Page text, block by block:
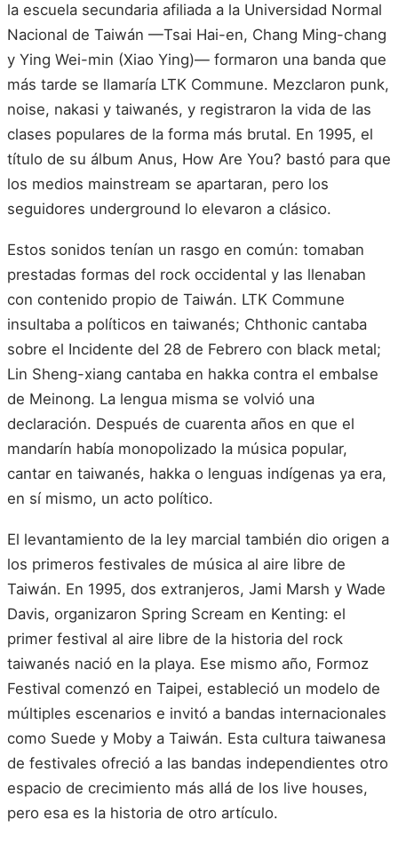
la escuela secundaria afiliada a la Universidad Normal
Nacional de Taiwán —Tsai Hai-en, Chang Ming-chang
y Ying Wei-min (Xiao Ying)— formaron una banda que
más tarde se llamaría LTK Commune. Mezclaron punk,
noise, nakasi y taiwanés, y registraron la vida de las
clases populares de la forma más brutal. En 1995, el
título de su álbum Anus, How Are You? bastó para que
los medios mainstream se apartaran, pero los
seguidores underground lo elevaron a clásico.
Estos sonidos tenían un rasgo en común: tomaban
prestadas formas del rock occidental y las llenaban
con contenido propio de Taiwán. LTK Commune
insultaba a políticos en taiwanés; Chthonic cantaba
sobre el Incidente del 28 de Febrero con black metal;
Lin Sheng-xiang cantaba en hakka contra el embalse
de Meinong. La lengua misma se volvió una
declaración. Después de cuarenta años en que el
mandarín había monopolizado la música popular,
cantar en taiwanés, hakka o lenguas indígenas ya era,
en sí mismo, un acto político.
El levantamiento de la ley marcial también dio origen a
los primeros festivales de música al aire libre de
Taiwán. En 1995, dos extranjeros, Jami Marsh y Wade
Davis, organizaron Spring Scream en Kenting: el
primer festival al aire libre de la historia del rock
taiwanés nació en la playa. Ese mismo año, Formoz
Festival comenzó en Taipei, estableció un modelo de
múltiples escenarios e invitó a bandas internacionales
como Suede y Moby a Taiwán. Esta cultura taiwanesa
de festivales ofreció a las bandas independientes otro
espacio de crecimiento más allá de los live houses,
pero esa es la historia de otro artículo.